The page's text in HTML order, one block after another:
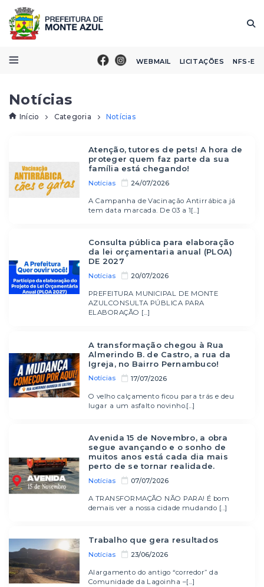
WEBMAIL LICITAÇÕES NFS-E
Notícias
Início Categoria Notícias
Notícias 24/07/2026
Atenção, tutores de pets! A hora de
proteger quem faz parte da sua
família está chegando!
A Campanha de Vacinação Antirrábica já
tem data marcada. De 03 a 1[...]
Notícias 20/07/2026
Consulta pública para elaboração
da lei orçamentaria anual (PLOA)
DE 2027
PREFEITURA MUNICIPAL DE MONTE
AZULCONSULTA PÚBLICA PARA
ELABORAÇÃO [...]
Notícias 17/07/2026
A transformação chegou à Rua
Almerindo B. de Castro, a rua da
Igreja, no Bairro Pernambuco!
O velho calçamento ficou para trás e deu
lugar a um asfalto novinho.[...]
Notícias 07/07/2026
Avenida 15 de Novembro, a obra
segue avançando e o sonho de
muitos anos está cada dia mais
perto de se tornar realidade.
A TRANSFORMAÇÃO NÃO PARA! É bom
demais ver a nossa cidade mudando [...]
Notícias 23/06/2026
Trabalho que gera resultados
Alargamento do antigo “corredor” da
Comunidade da Lagoinha –[...]